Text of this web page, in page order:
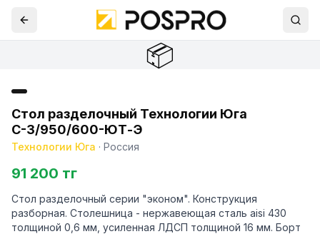
📦
Стол разделочный Технологии Юга
С-3/950/600-ЮТ-Э
Технологии Юга · Россия
91 200 тг
Стол разделочный серии "эконом". Конструкция
разборная. Столешница - нержавеющая сталь aisi 430
толщиной 0,6 мм, усиленная ЛДСП толщиной 16 мм. Борт